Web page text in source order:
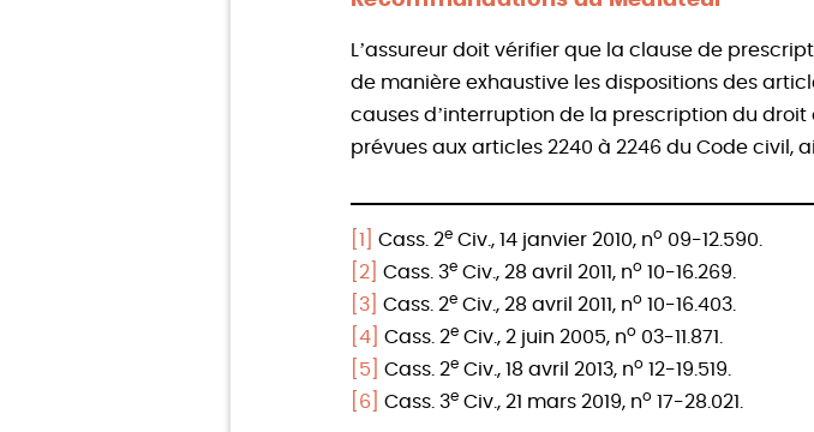
L’assureur doit vérifier que la clause de
de manière exhaustive les dispositions des
causes d’interruption de la prescription du
prévues aux articles 2240 à 2246 du Code civil,
[1] Cass. 2e Civ., 14 janvier 2010, no 09-12.590.
[2]
Cass. 3e Civ., 28 avril 2011, no 10-16.269.
[3]
Cass. 2e Civ., 28 avril 2011, no 10-16.403.
[4]
Cass. 2e Civ., 2 juin 2005, no 03-11.871.
[5]
Cass. 2e Civ., 18 avril 2013, no 12-19.519.
[6]
Cass. 3e Civ., 21 mars 2019, no 17-28.021.